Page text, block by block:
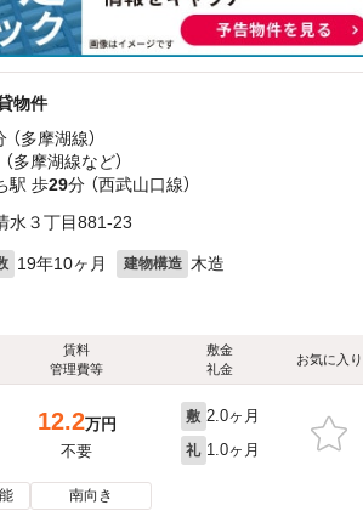
物件
（多摩湖線）
多摩湖線など）
駅 歩29分 （西武山口線）
水３丁目881-23
19年10ヶ月 建物構造 木造
賃料
管理費等
敷金
礼金
お気に入り
12.2万円
不要
敷 2.0ヶ月
礼 1.0ヶ月
南向き